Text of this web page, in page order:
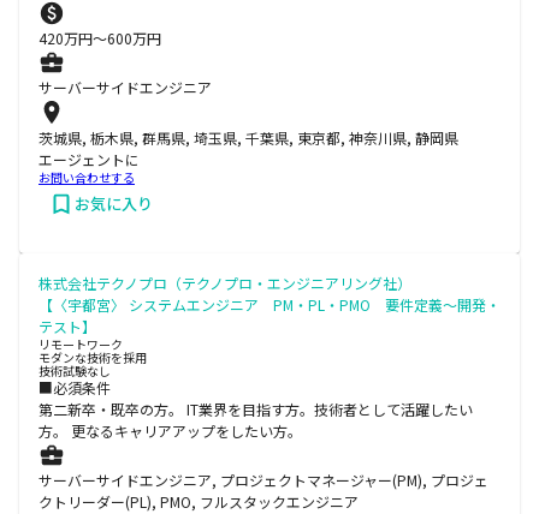
420万円〜600万円
サーバーサイドエンジニア
茨城県, 栃木県, 群馬県, 埼玉県, 千葉県, 東京都, 神奈川県, 静岡県
エージェントに
お問い合わせする
お気に入り
株式会社テクノプロ（テクノプロ・エンジニアリング社）
【〈宇都宮〉 システムエンジニア PM・PL・PMO 要件定義～開発・
テスト】
リモートワーク
モダンな技術を採用
技術試験なし
■必須条件
第二新卒・既卒の方。 IT業界を目指す方。技術者として活躍したい
方。 更なるキャリアアップをしたい方。
サーバーサイドエンジニア, プロジェクトマネージャー(PM), プロジェ
クトリーダー(PL), PMO, フルスタックエンジニア